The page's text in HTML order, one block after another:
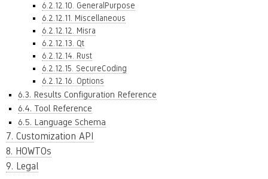
6.2.12.10. GeneralPurpose
6.2.12.11. Miscellaneous
6.2.12.12. Misra
6.2.12.13. Qt
6.2.12.14. Rust
6.2.12.15. SecureCoding
6.2.12.16. Options
6.3. Results Configuration Reference
6.4. Tool Reference
6.5. Language Schema
7. Customization API
8. HOWTOs
9. Legal